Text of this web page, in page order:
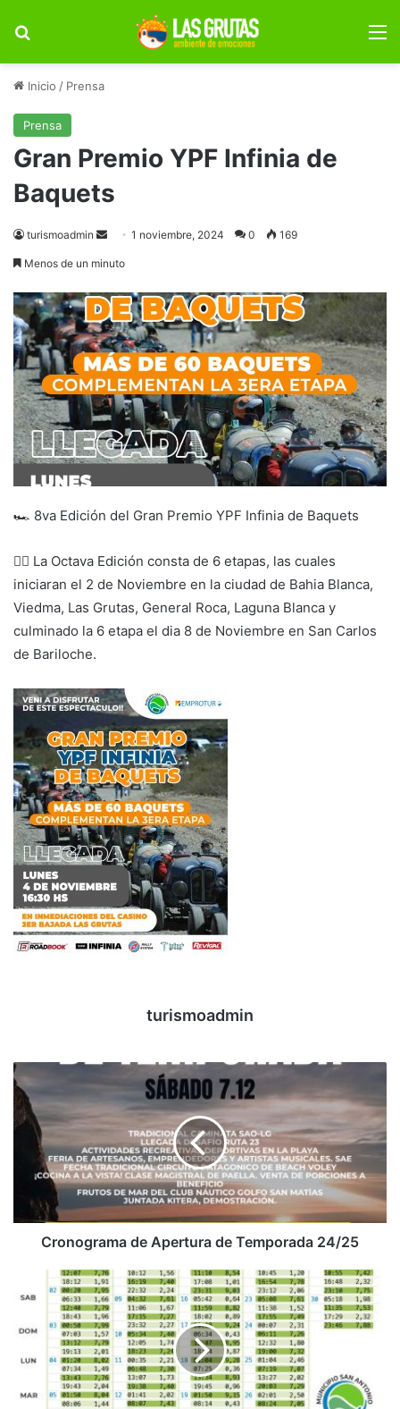
Inicio / Prensa
Prensa
Gran Premio YPF Infinia de
Baquets
turismoadmin
Send1 noviembre, 2024 0 169
Menos de un minuto
🏎️ 8va Edición del Gran Premio YPF Infinia de Baquets
👉🏽 La Octava Edición consta de 6 etapas, las cuales
iniciaran el 2 de Noviembre en la ciudad de Bahia Blanca,
Viedma, Las Grutas, General Roca, Laguna Blanca y
culminado la 6 etapa el dia 8 de Noviembre en San Carlos
de Bariloche.
turismoadmin
Cronograma de Apertura de Temporada 24/25